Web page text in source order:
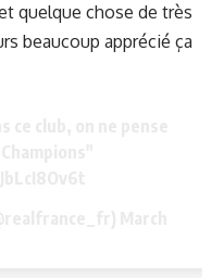
quelque chose de très
beaucoup apprécié ça